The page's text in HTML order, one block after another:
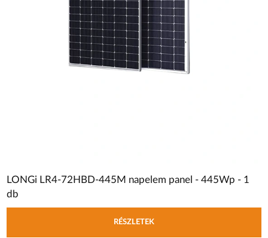
LONGi LR4-72HBD-445M napelem panel - 445Wp - 1
db
RÉSZLETEK